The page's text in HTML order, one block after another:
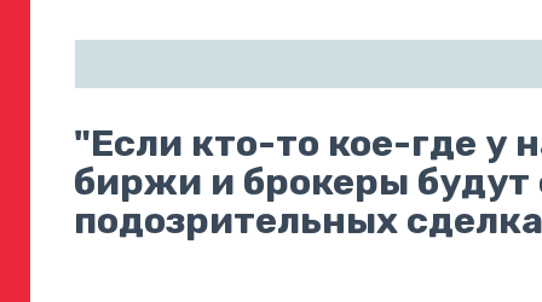
"Если кто-то кое-где у
биржи и брокеры
подозрительных